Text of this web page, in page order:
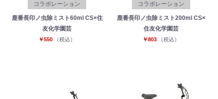
コラボレーション
鹿番長印ノ虫除ミスト60ml CS×住
友化学園芸
￥550 （税込）
コラボレーション
鹿番長印ノ虫除ミスト200ml CS×
住友化学園芸
￥803 （税込）